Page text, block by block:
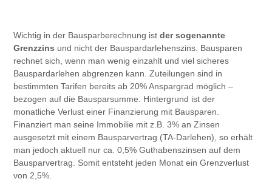
Wichtig in der Bausparberechnung istder sogenannte
Grenzzins und nicht der Bauspardarlehenszins. Bausparen
rechnet sich, wenn man wenig einzahlt und viel sicheres
Bauspardarlehen abgrenzen kann. Zuteilungen sind in
bestimmten Tarifen bereits ab 20% Anspargrad möglich –
bezogen auf die Bausparsumme. Hintergrund ist der
monatliche Verlust einer Finanzierung mit Bausparen.
Finanziert man seine Immobilie mit z.B. 3% an Zinsen
ausgesetzt mit einem Bausparvertrag (TA-Darlehen), so erhält
man jedoch aktuell nur ca. 0,5% Guthabenszinsen auf dem
Bausparvertrag. Somit entsteht jeden Monat ein Grenzverlust
von 2,5%.